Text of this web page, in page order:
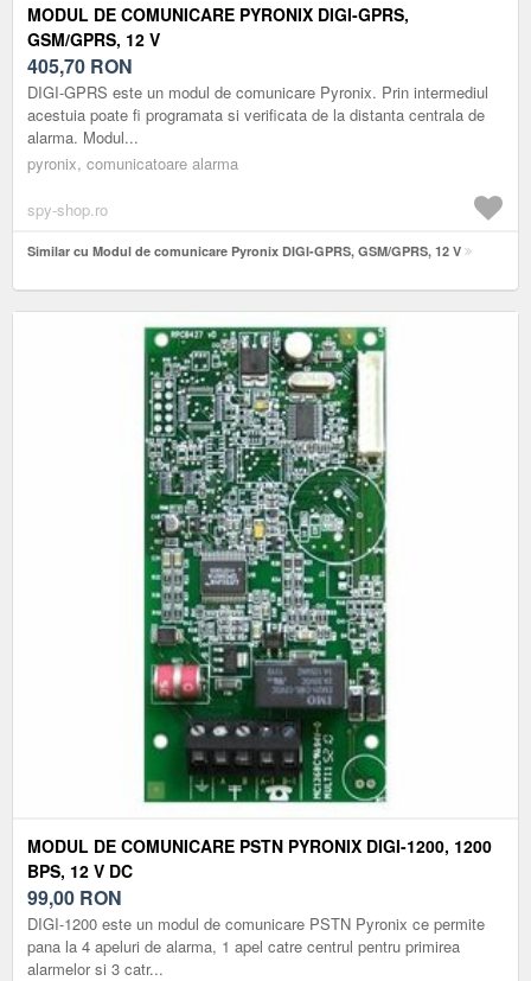
MODUL DE COMUNICARE PYRONIX DIGI-GPRS,
GSM/GPRS, 12 V
405,70 RON
DIGI-GPRS este un modul de comunicare Pyronix. Prin intermediul
acestuia poate fi programata si verificata de la distanta centrala de
alarma. Modul...
pyronix, comunicatoare alarma
spy-shop.ro
Similar cu Modul de comunicare Pyronix DIGI-GPRS, GSM/GPRS, 12 V
MODUL DE COMUNICARE PSTN PYRONIX DIGI-1200, 1200
BPS, 12 V DC
99,00 RON
DIGI-1200 este un modul de comunicare PSTN Pyronix ce permite
pana la 4 apeluri de alarma, 1 apel catre centrul pentru primirea
alarmelor si 3 catr...